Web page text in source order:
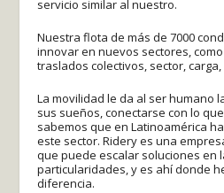
servicio similar al nuestro.
Nuestra flota de más de 7000
innovar en nuevos sectores,
traslados colectivos, sector,
La movilidad le da al ser humano
sus sueños, conectarse con lo
sabemos que en Latinoamérica
este sector. Ridery es una
que puede escalar soluciones en
particularidades, y es ahí donde
diferencia.